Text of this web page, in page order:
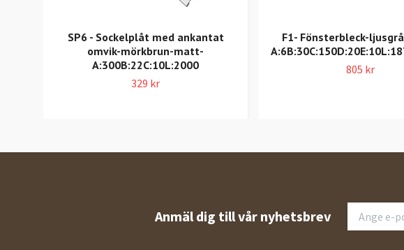
SP6 - Sockelplåt med ankantat
omvik-mörkbrun-matt-
A:300B:22C:10L:2000
329 kr
F1- Fönsterbleck-
805 kr
Anmäl dig till vår nyhetsbrev